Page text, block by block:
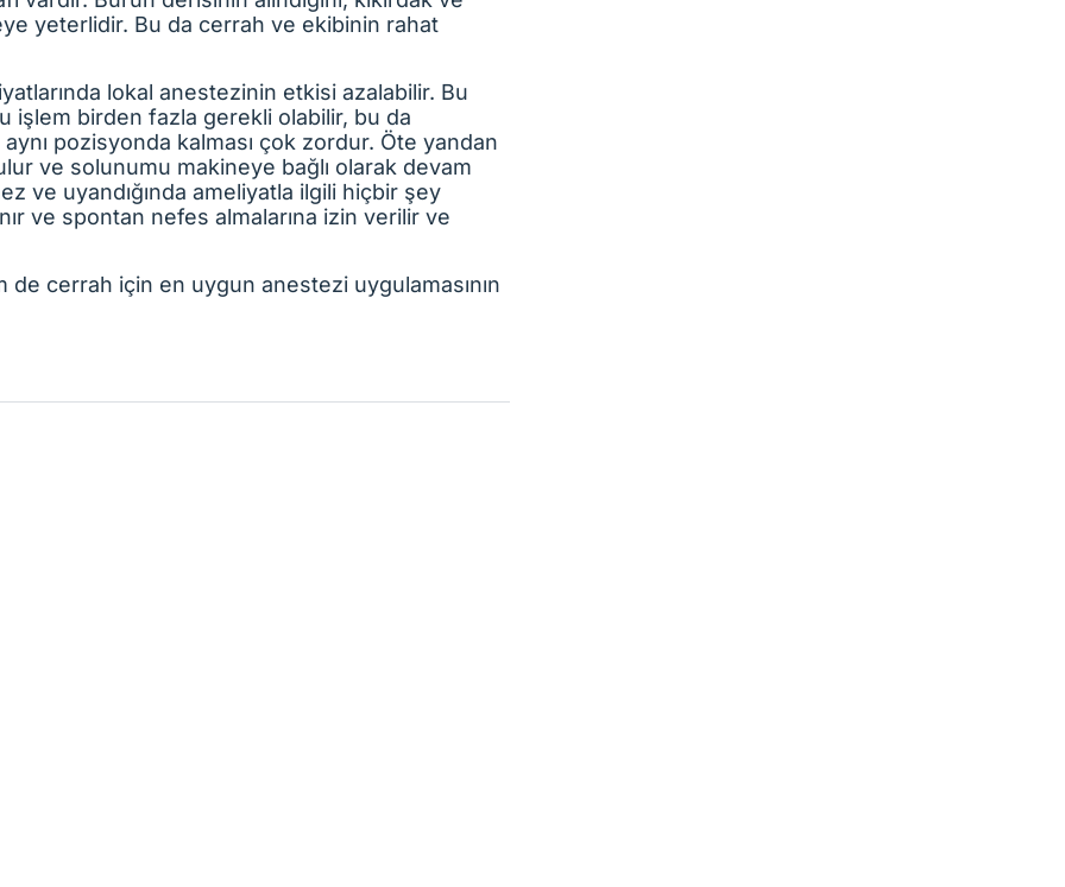
yeterlidir. Bu da cerrah ve ekibinin rahat
lokal anestezinin etkisi azalabilir. Bu
işlem birden fazla gerekli olabilir, bu da
aynı pozisyonda kalması çok zordur. Öte yandan
ve solunumu makineye bağlı olarak devam
ve uyandığında ameliyatla ilgili hiçbir şey
ve spontan nefes almalarına izin verilir ve
de cerrah için en uygun anestezi uygulamasının